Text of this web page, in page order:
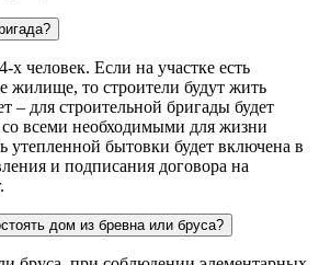
х человек. Если на участке есть
жилище, то строители будут жить
– для строительной бригады будет
всеми необходимыми для жизни
утепленной бытовки будет включена в
и подписания договора на
дом из бревна или бруса?